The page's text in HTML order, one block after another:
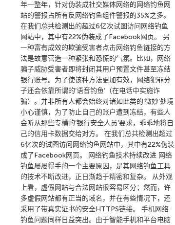
年一整年，针对伪装成社交媒体网络的网络钓鱼网
站的警报占所有反网络钓鱼组件警报的35%之多。
在我们总共检测出的超过6亿次试图访问网络钓鱼
网站中，其中有22%伪装成了Facebook网页。 另
一种富有成效的欺骗受害者点击网络钓鱼链接的方
法是故意营造一种紧张和恐慌的气氛。比如，网络
骗子威胁受害者即将封闭其用户预置文件甚至冻结
银行账号。为了使该种方法更加有效，网络犯罪分
子还会依靠所谓的’语音钓鱼’（在电话中实施诈
骗）。并非所有人都会始终对诸如此类的’微妙’处境
小心谨慎，为了防止自己的账户遭到冻结，有些人
会听从那些专横的’银行安全人员’要求，乖乖地将自
己的信用卡数据交给对方。 在我们总共检测出超过
6亿次的试图访问网络钓鱼网站中，其中有22%伪装
成了Facebook网页。 网络钓鱼技术持续改进 网络
钓鱼屡屡得手的一个主要原因，是其网络钓鱼工具
的技术不断改进，正日渐趋于精密和复杂。 从外观
上看，虚假网站与合法网站很容易区分；然而，许
多虚假网站都有正当的域名，并在有些情况下，还
采用了带真实证书的安全HTTPS链接。 手机网络
钓鱼问题同样日益突出。由于智能手机和平台电脑